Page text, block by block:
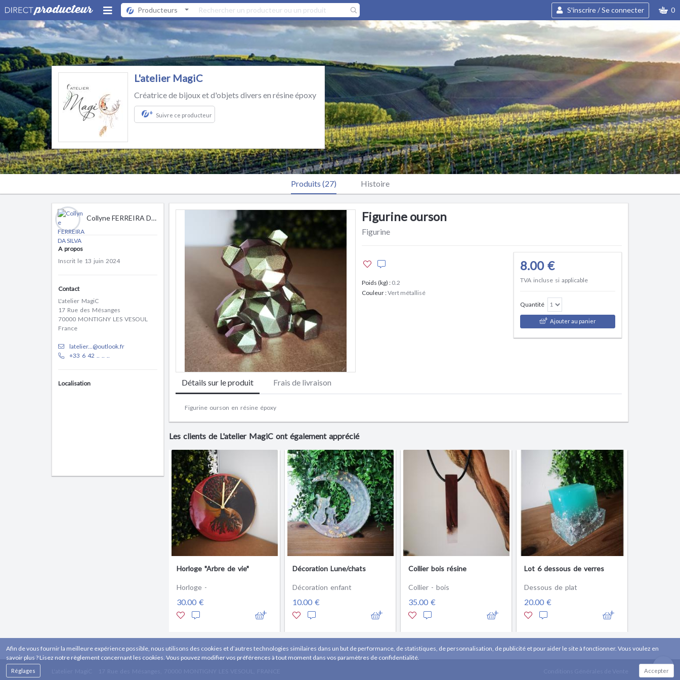
Producteurs S'inscrire / Se connecter 0
L'atelier MagiC
Créatrice de bijoux et d'objets divers en résine époxy
+ Suivre ce producteur
Produits (27) Histoire
Collyne FERREIRA DA SILVA
A propos
Inscrit le 13 juin 2024
Contact
L'atelier MagiC
17 Rue des Mésanges
70000 MONTIGNY LES VESOUL
France
latelier...@outlook.fr
+33 6 42 .. .. ..
Localisation
Figurine ourson
Figurine
Poids (kg) : 0.2
Couleur:Vert métallisé
8.00 €
TVA incluse si applicable
Quantité
Ajouter au panier
Détails sur le produit Frais de livraison
Figurine ourson en résine époxy
Les clients de L'atelier MagiC ont également apprécié
Horloge "Arbre de vie"
Horloge -
30.00 €
Décoration Lune/chats
Décoration enfant
10.00 €
Collier bois résine
Collier - bois
35.00 €
Lot 6 dessous de verres
Dessous de plat
20.00 €
Afin de vous fournir la meilleure expérience possible, nous utilisons des cookies et d’autres technologies similaires dans un but de performance, de statistiques, de personnalisation, de publicité et pour aider le site à fonctionner. Vous voulez en
savoir plus ? Lisez notre règlement concernant les cookies. Vous pouvez modifier vos préférences à tout moment dans vos paramètres de confidentialité.
Réglages Accepter